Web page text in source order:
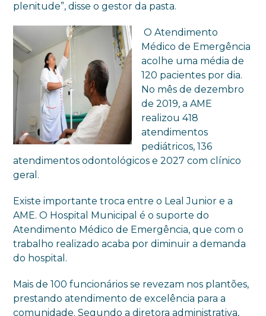
plenitude”, disse o gestor da pasta.
O Atendimento
Médico de Emergência
acolhe uma média de
120 pacientes por dia.
No mês de dezembro
de 2019, a AME
realizou 418
atendimentos
pediátricos, 136
atendimentos odontológicos e 2027 com clínico
geral.
Existe importante troca entre o Leal Junior e a
AME. O Hospital Municipal é o suporte do
Atendimento Médico de Emergência, que com o
trabalho realizado acaba por diminuir a demanda
do hospital.
Mais de 100 funcionários se revezam nos plantões,
prestando atendimento de excelência para a
comunidade. Segundo a diretora administrativa,